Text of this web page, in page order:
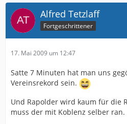
Alfred Tetzlaff
Fortgeschrittener
17. Mai 2009 um 12:47
Satte 7 Minuten hat man uns
Vereinsrekord sein.
Und Rapolder wird kaum für die
muss der mit Koblenz selber ran.